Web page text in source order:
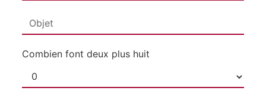
Combien font deux plus huit